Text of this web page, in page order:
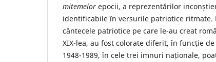
mitemelor epocii, a reprezentărilor
identificabile în versurile patriotice
cântecele patriotice pe care le-au creat
XIX-lea, au fost colorate diferit, în funcție
1948-1989, în cele trei imnuri naționale,